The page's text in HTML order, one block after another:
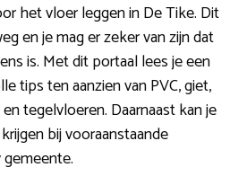
het vloer leggen in De Tike. Dit
en je mag er zeker van zijn dat
is. Met dit portaal lees je een
tips ten aanzien van PVC, giet,
tegelvloeren. Daarnaast kan je
bij vooraanstaande